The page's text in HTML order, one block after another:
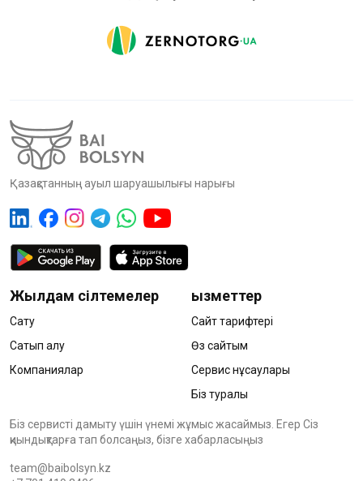
Қазақстанның ауыл шаруашылығы нарығы
Жылдам сілтемелер
Сату
Сатып алу
Компаниялар
Қызметтер
Сайт тарифтері
Өз сайтым
Сервис нұсқаулары
Біз туралы
Біз сервисті дамыту үшін үнемі жұмыс жасаймыз. Егер Сіз
қиындықтарға тап болсаңыз, бізге хабарласыңыз
team@baibolsyn.kz